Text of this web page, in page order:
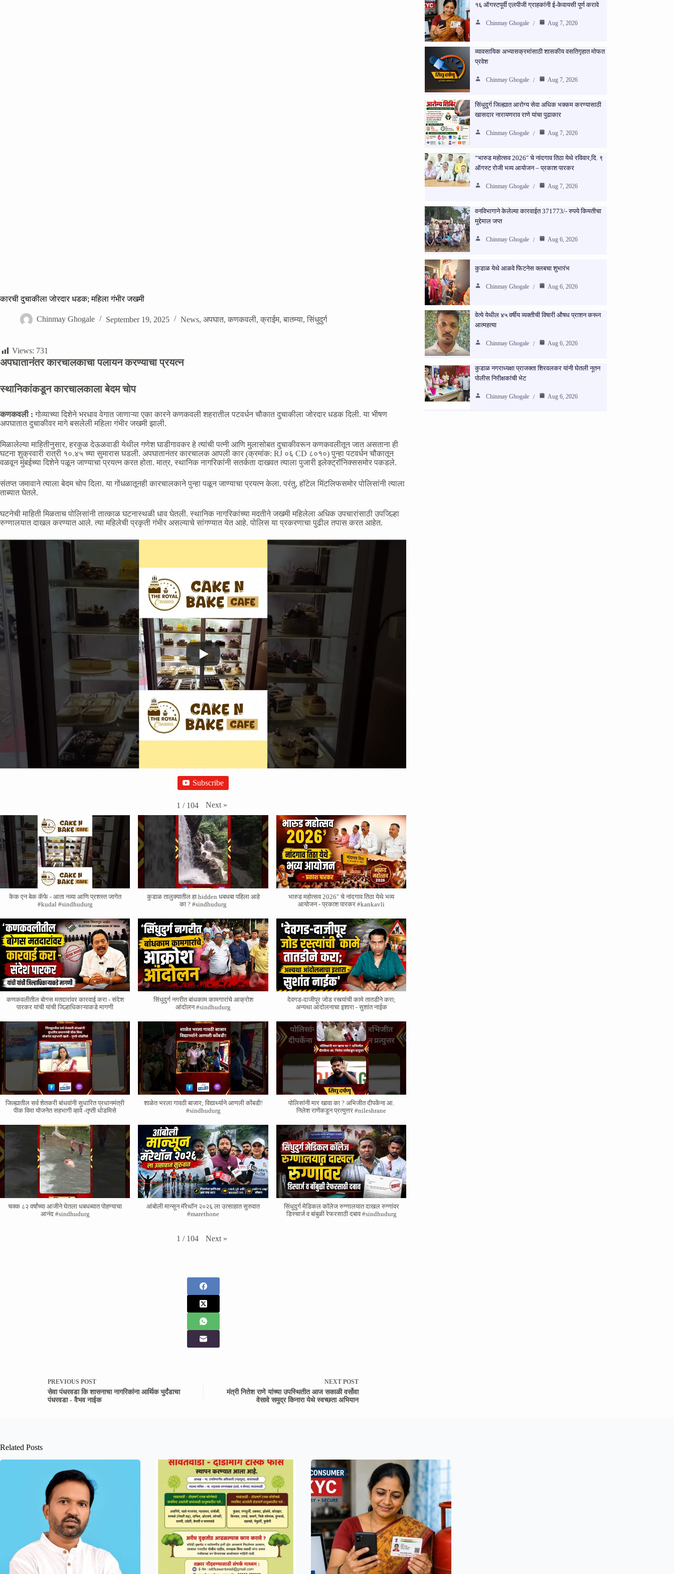
कारची दुचाकीला जोरदार धडक; महिला गंभीर जखमी
Chinmay Ghogale September 19, 2025 News, अपघात, कणकवली, क्राईम, बातम्या, सिंधुदुर्ग
Views: 731
अपघातानंतर कारचालकाचा पलायन करण्याचा प्रयत्न
स्थानिकांकडून कारचालकाला बेदम चोप
कणकवली : गोव्याच्या दिशेने भरधाव वेगात जाणाऱ्या एका कारने कणकवली शहरातील पटवर्धन चौकात दुचाकीला जोरदार धडक दिली. या भीषण
अपघातात दुचाकीवर मागे बसलेली महिला गंभीर जखमी झाली.
मिळालेल्या माहितीनुसार, हरकुळ देऊळवाडी येथील गणेश घाडीगावकर हे त्यांची पत्नी आणि मुलासोबत दुचाकीवरून कणकवलीतून जात असताना ही
घटना शुक्रवारी रात्री १०.४५ च्या सुमारास घडली. अपघातानंतर कारचालक आपली कार (क्रमांक: RJ ०६ CD ८०१०) पुन्हा पटवर्धन चौकातून
वळवून मुंबईच्या दिशेने पळून जाण्याचा प्रयत्न करत होता. मात्र, स्थानिक नागरिकांनी सतर्कता दाखवत त्याला पुजारी इलेक्ट्रॉनिक्ससमोर पकडले.
संतप्त जमावाने त्याला बेदम चोप दिला. या गोंधळातूनही कारचालकाने पुन्हा पळून जाण्याचा प्रयत्न केला. परंतु, हॉटेल मिंटलिफसमोर पोलिसांनी त्याला
ताब्यात घेतले.
घटनेची माहिती मिळताच पोलिसांनी तात्काळ घटनास्थळी धाव घेतली. स्थानिक नागरिकांच्या मदतीने जखमी महिलेला अधिक उपचारांसाठी उपजिल्हा
रुग्णालयात दाखल करण्यात आले. त्या महिलेची प्रकृती गंभीर असल्याचे सांगण्यात येत आहे. पोलिस या प्रकरणाचा पुढील तपास करत आहेत.
Subscribe
1 / 104 Next »
केक एन बेक कॅफे - आता नव्या आणि प्रशस्त जागेत
#kudal #sindhudurg
कुडाळ तालुक्यातील हा hidden धबधबा पहिला आहे
का ? #sindhudurg
भारुड महोत्सव 2026" चे नांदगाव तिठा येथे भव्य
आयोजन - प्रकाश पारकर #kankavli
कणकवलीतील बोगस मतदारांवर‌ कारवाई करा - संदेश
पारकर यांची यांची जिल्हाधिकाऱ्याकडे मागणी
सिंधुदुर्ग नगरीत बांधकाम कामगारांचे आक्रोश
आंदोलन #sindhudurg
देवगड-दाजीपूर जोड रस्त्यांची कामे तातडीने करा;
अन्यथा आंदोलनाचा इशारा - सुशांत नाईक
जिल्ह्यातील सर्व शेतकरी बांधवांनी सुधारित प्रधानमंत्री
पीक विमा योजनेत सहभागी व्हावे -तृप्ती धोडमिसे
शाळेत भरला गावठी बाजार; विद्यार्थ्याने आणली कोंबडी!
#sindhudurg
पोलिसांनी मार खावा का ? अभिजीत दीपकेंना आ.
निलेश राणेंकडून प्रत्युत्तर #nileshrane
चक्क ८२ वर्षांच्या आजीने घेतला धबधब्यात पोहण्याचा
आनंद #sindhudurg
आंबोली मान्सून मॅरेथॉन २०२६ ला उत्साहात सुरुवात
#marethone
सिंधुदुर्ग मेडिकल कॉलेज रुग्णालयात दाखल रुग्णांवर
डिस्चार्ज व बांबुळी रेफरसाठी दबाव #sindhudurg
1 / 104 Next »
PREVIOUS POST
सेवा पंधरवडा कि शासनाचा नागरिकांना आर्थिक भुर्दंडाचा
पंधरवडा - वैभव नाईक
NEXTPOST
मंत्री नितेश राणे यांच्या उपस्थितीत आज सकाळी वर्सोवा
वेसावे समुद्र किनारा येथे स्वच्छता अभियान
१६ ऑगस्टपूर्वी एलपीजी ग्राहकांनी ई-केवायसी पूर्ण करावे
Chinmay Ghogale Aug 7, 2026
व्यावसायिक अभ्यासक्रमांसाठी शासकीय वसतिगृहात मोफत
प्रवेश
Chinmay Ghogale Aug 7, 2026
सिंधुदुर्ग जिल्ह्यात आरोग्य सेवा अधिक भक्कम करण्यासाठी
खासदार नारायणराव राणे यांचा पुढाकार
Chinmay Ghogale Aug 7, 2026
“भारुड महोत्सव 2026″ चे नांदगाव तिठा येथे रविवार,दि. ९
ऑगस्ट रोजी भव्य आयोजन – प्रकाश पारकर
Chinmay Ghogale Aug 7, 2026
वनविभागाने केलेल्या कारवाईत 371773/- रुपये किमतीचा
मुद्देमाल जप्त
Chinmay Ghogale Aug 6, 2026
कुडाळ येथे आळवे फिटनेस क्लबचा शुभारंभ
Chinmay Ghogale Aug 6, 2026
वेत्ये येथील ४५ वर्षीय व्यक्तीची विषारी औषध प्राशन करून
आत्महत्या
Chinmay Ghogale Aug 6, 2026
कुडाळ नगराध्यक्षा प्राजक्ता शिरवलकर यांनी घेतली नूतन
पोलीस निरीक्षकांची भेट
Chinmay Ghogale Aug 6, 2026
Related Posts